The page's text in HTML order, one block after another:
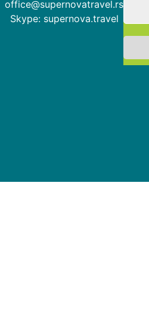
office@supernovatravel.rs
Skype: supernova.travel